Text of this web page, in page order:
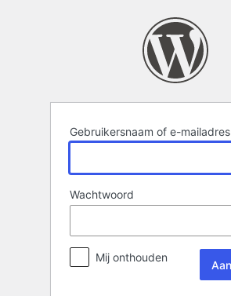
Gebruikersnaam of e-mailadres
Wachtwoord
Mij onthouden